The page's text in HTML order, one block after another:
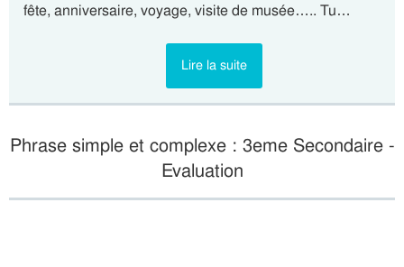
fête, anniversaire, voyage, visite de musée….. Tu…
Lire la suite
Phrase simple et complexe : 3eme Secondaire -
Evaluation